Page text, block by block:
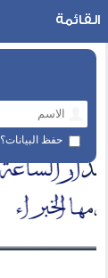
حفظ البيانات؟
القائمة